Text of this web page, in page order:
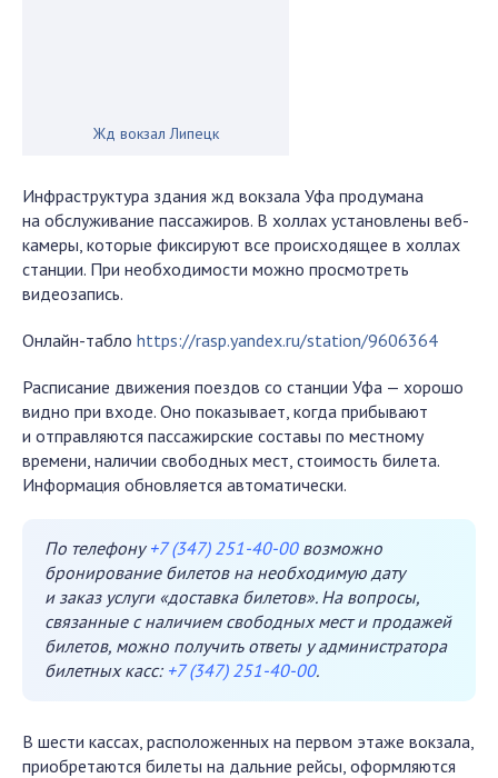
Жд вокзал Липецк
Инфраструктура здания жд вокзала Уфа продумана
на обслуживание пассажиров. В холлах установлены веб-
камеры, которые фиксируют все происходящее в холлах
станции. При необходимости можно просмотреть
видеозапись.
Онлайн-табло https://rasp.yandex.ru/station/9606364
Расписание движения поездов со станции Уфа — хорошо
видно при входе. Оно показывает, когда прибывают
и отправляются пассажирские составы по местному
времени, наличии свободных мест, стоимость билета.
Информация обновляется автоматически.
По телефону +7 (347) 251-40-00возможно
бронирование билетов на необходимую дату
и заказ услуги «доставка билетов». На вопросы,
связанные с наличием свободных мест и продажей
билетов, можно получить ответы у администратора
билетных касс: +7 (347) 251-40-00.
В шести кассах, расположенных на первом этаже вокзала,
приобретаются билеты на дальние рейсы, оформляются